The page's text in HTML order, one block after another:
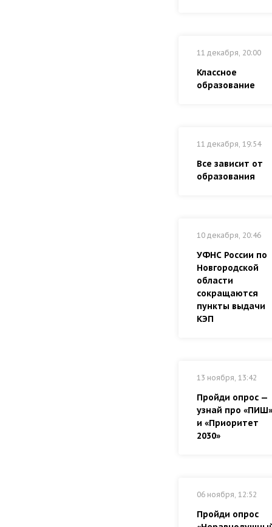
11 декабря, 20:00
Классное
образование
11 декабря, 19:54
Все зависит от
образования
10 декабря, 20:46
УФНС России по
Новгородской
области
сокращаются
пункты выдачи
КЭП
13 ноября, 13:42
Пройди опрос —
узнай про «ПИШ»
и «Приоритет
2030»
06 ноября, 12:52
Пройди опрос